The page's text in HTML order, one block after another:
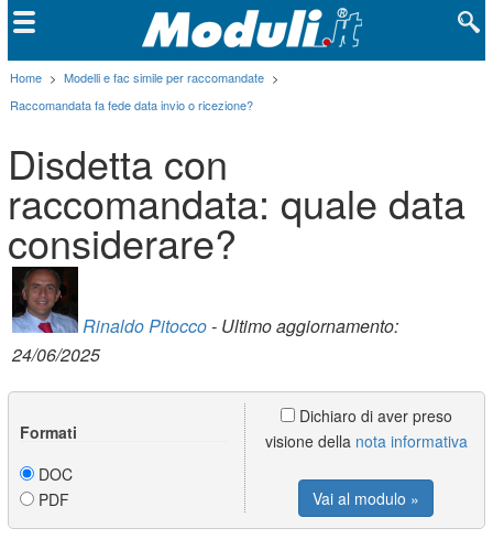
Home > Modelli e fac simile per raccomandate >
Raccomandata fa fede data invio o ricezione?
Disdetta con
raccomandata: quale data
considerare?
Rinaldo Pitocco- Ultimo aggiornamento:
24/06/2025
Formati
DOC
PDF
Dichiaro di aver preso
visione della nota informativa
Vai al modulo »